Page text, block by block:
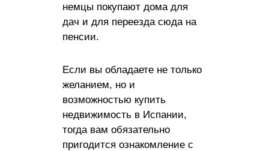
немцы покупают дома для
дач и для переезда сюда на
пенсии.
Если вы обладаете не только
желанием, но и
возможностью купить
недвижимость в Испании,
тогда вам обязательно
пригодится ознакомление с